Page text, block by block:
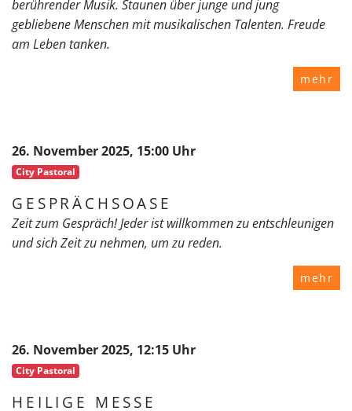
berührender Musik. Staunen über junge und jung
gebliebene Menschen mit musikalischen Talenten. Freude
am Leben tanken.
mehr
26. November 2025, 15:00 Uhr
City Pastoral
GESPRÄCHSOASE
Zeit zum Gespräch! Jeder ist willkommen zu entschleunigen
und sich Zeit zu nehmen, um zu reden.
mehr
26. November 2025, 12:15 Uhr
City Pastoral
HEILIGE MESSE